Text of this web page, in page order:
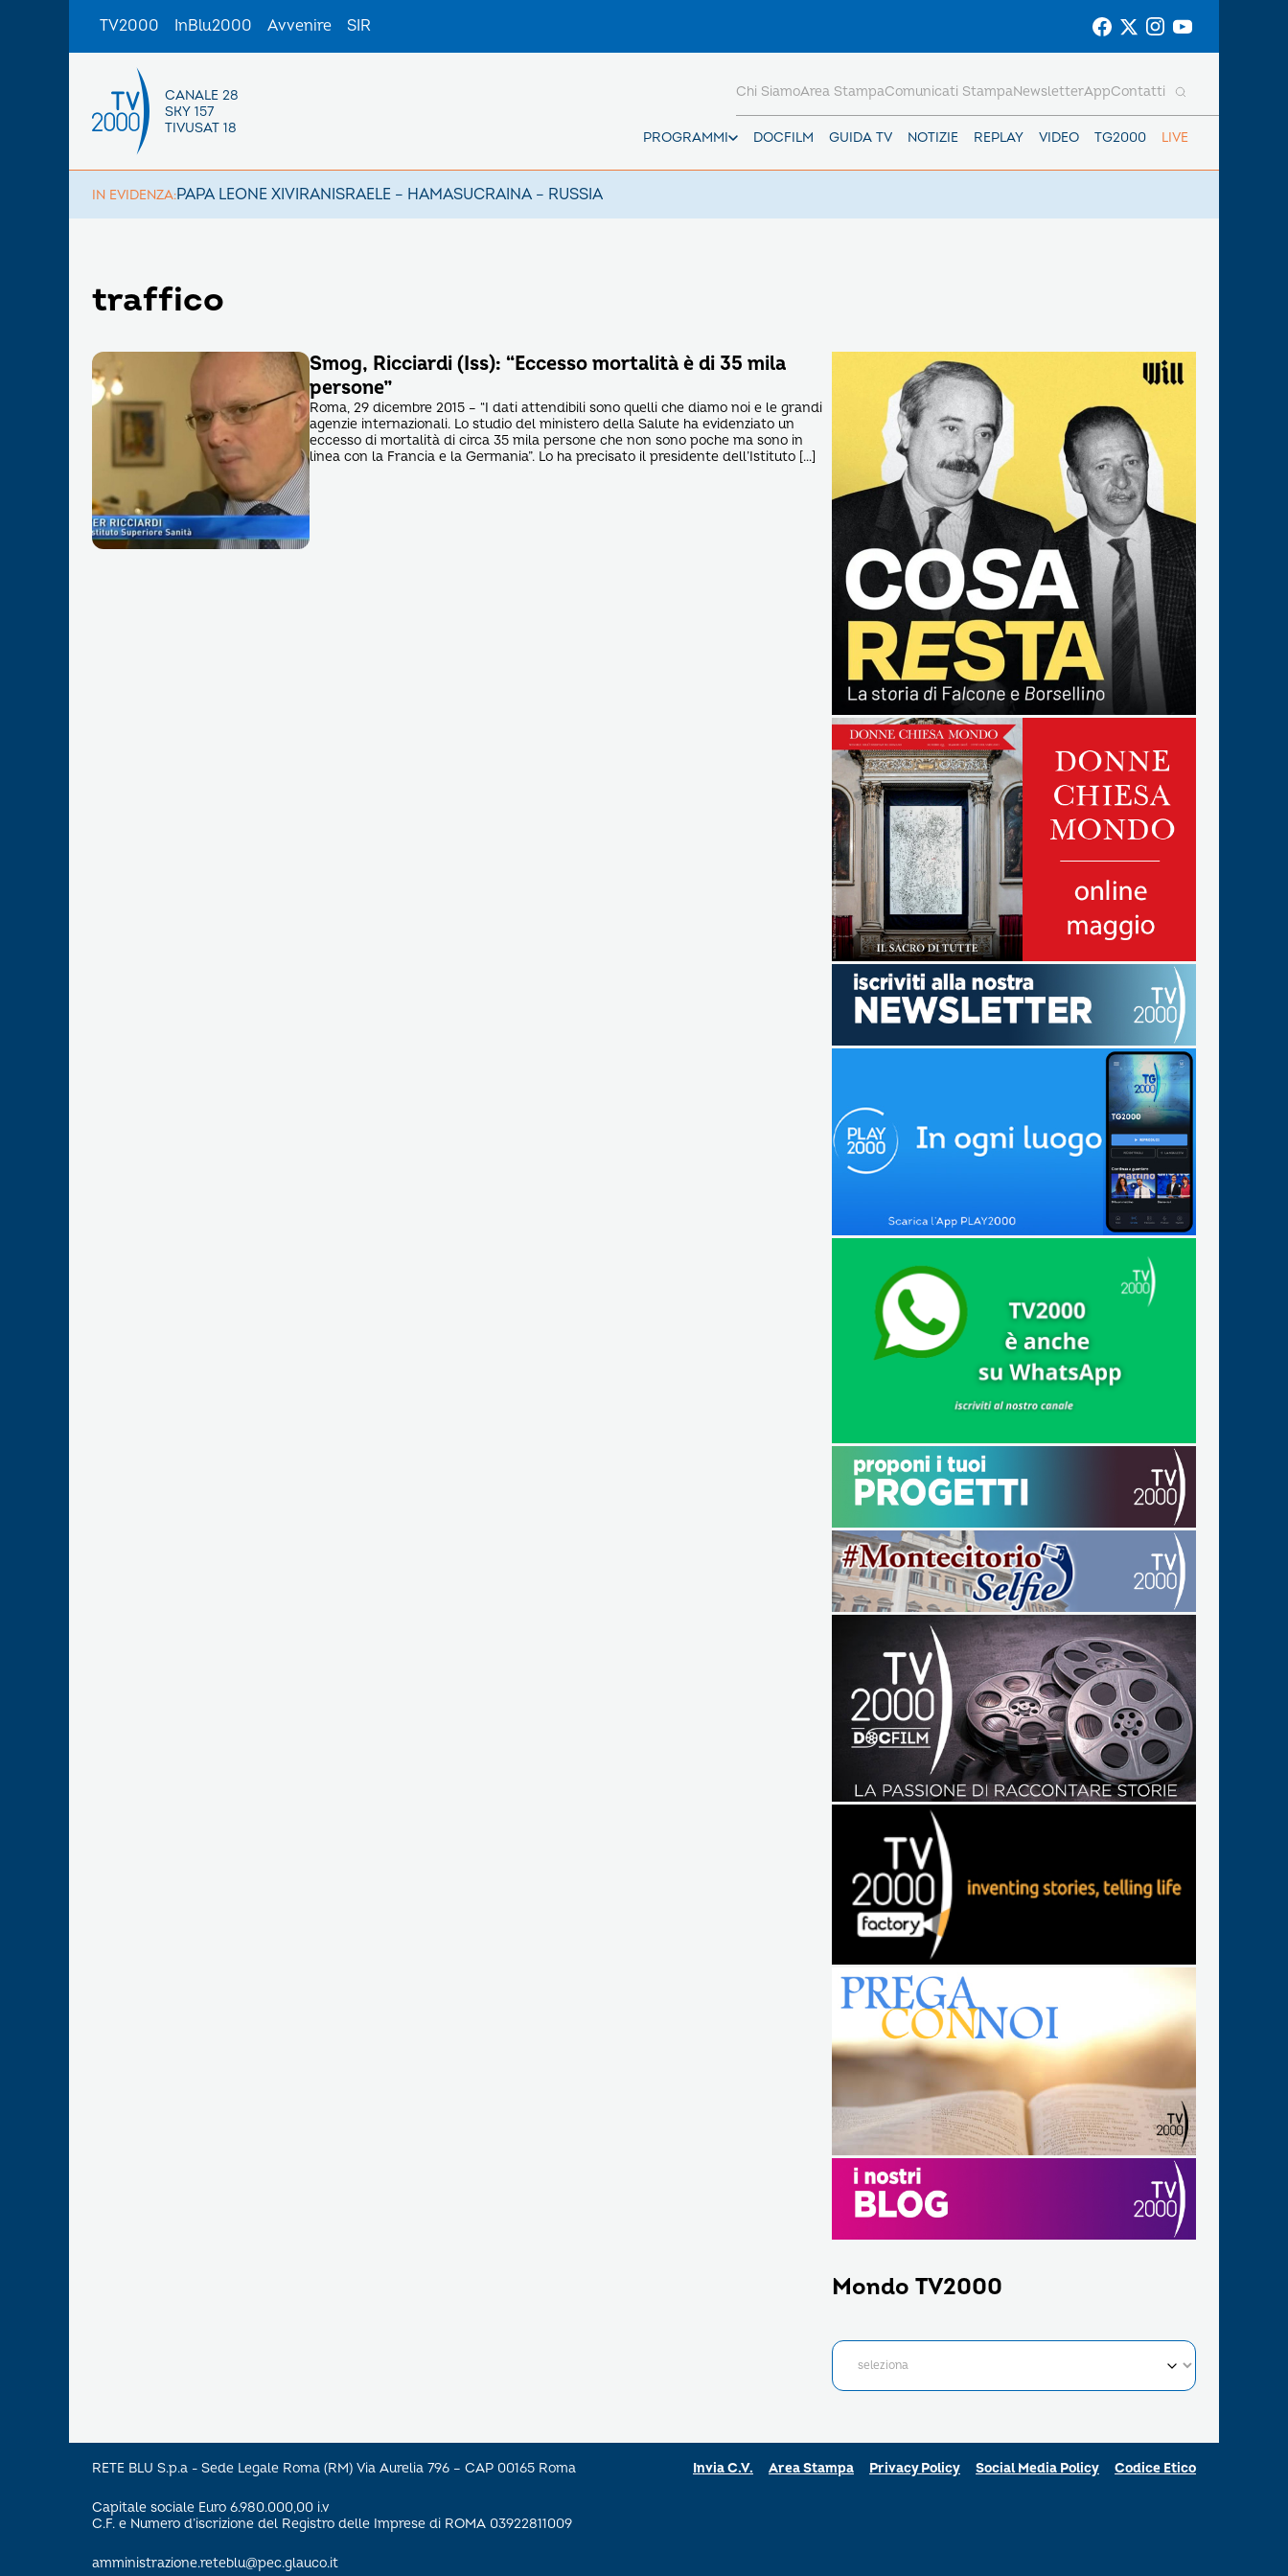
TV2000 InBlu2000 Avvenire SIR
CANALE 28
SKY 157
TIVUSAT 18
PROGRAMMI DOCFILM GUIDA TV NOTIZIE REPLAY VIDEO TG2000 LIVE
Chi SiamoArea StampaComunicati StampaNewsletterAppContatti
IN EVIDENZA:PAPA LEONE XIVIRANISRAELE – HAMASUCRAINA – RUSSIA
traffico
Smog, Ricciardi (Iss): “Eccesso mortalità è di 35 mila
persone”
Roma, 29 dicembre 2015 – “I dati attendibili sono quelli che diamo noi e le grandi
agenzie internazionali. Lo studio del ministero della Salute ha evidenziato un
eccesso di mortalità di circa 35 mila persone che non sono poche ma sono in
linea con la Francia e la Germania”. Lo ha precisato il presidente dell’Istituto […]
Mondo TV2000
RETE BLU S.p.a - Sede Legale Roma (RM) Via Aurelia 796 – CAP 00165 Roma
Capitale sociale Euro 6.980.000,00 i.v
C.F. e Numero d’iscrizione del Registro delle Imprese di ROMA 03922811009
amministrazione.reteblu@pec.glauco.it
Invia C.V. Area Stampa Privacy Policy Social Media Policy Codice Etico